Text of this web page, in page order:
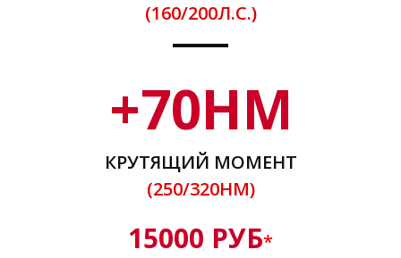
(160/200Л.С.)
+70НМ
КРУТЯЩИЙ МОМЕНТ
(250/320НМ)
15000 РУБ*